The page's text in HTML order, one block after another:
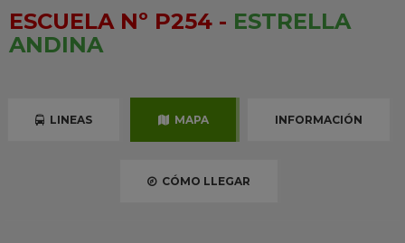
ESCUELA Nº P254 - ESTRELLA
ANDINA
LINEAS MAPA INFORMACIÓN
CÓMO LLEGAR